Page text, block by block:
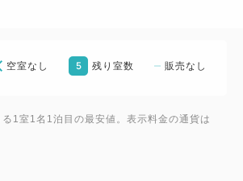
ー/電子レンジ/製氷機/ソフトドリン
ます。
空室なし 5 残り室数 販売なし
1室1名1泊目の最安値。表示料金の通貨は